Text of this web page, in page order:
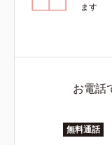
ます
お電話
無料通話